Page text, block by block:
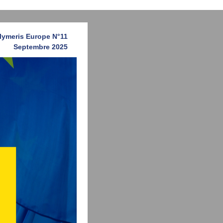
Europe N°11
Septembre 2025